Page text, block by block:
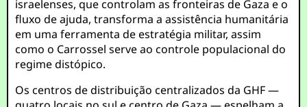
israelenses, que controlam as fronteiras de Gaza e o
fluxo de ajuda, transforma a assistência humanitária
em uma ferramenta de estratégia militar, assim
como o Carrossel serve ao controle populacional do
regime distópico.
Os centros de distribuição centralizados da GHF —